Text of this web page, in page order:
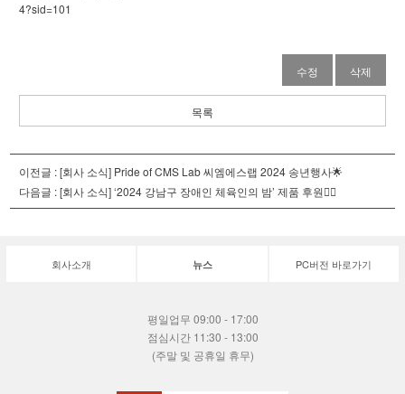
4?sid=101
수정 삭제
목록
이전글 :[회사 소식] Pride of CMS Lab 씨엠에스랩 2024 송년행사🌟
다음글 :[회사 소식] ‘2024 강남구 장애인 체육인의 밤’ 제품 후원🧚‍♀️
회사소개 뉴스 PC버전 바로가기
평일업무 09:00 - 17:00
점심시간 11:30 - 13:00
(주말 및 공휴일 휴무)